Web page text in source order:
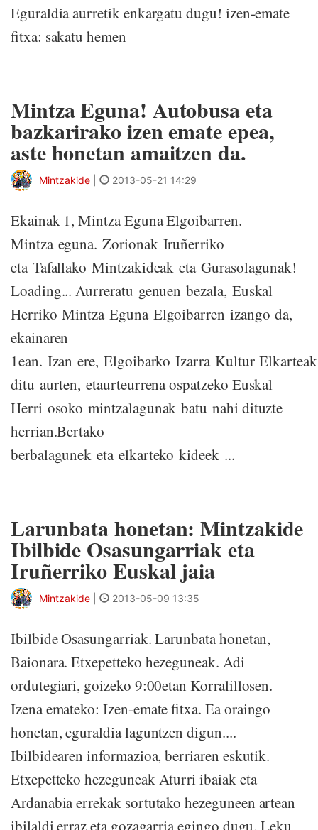
Eguraldia aurretik enkargatu dugu! izen-emate
fitxa: sakatu hemen
Mintza Eguna! Autobusa eta
bazkarirako izen emate epea,
aste honetan amaitzen da.
Mintzakide 2013-05-21 14:29
Ekainak 1, Mintza Eguna Elgoibarren.
Mintza eguna. Zorionak Iruñerriko
eta Tafallako Mintzakideak eta Gurasolagunak!
Loading... Aurreratu genuen bezala, Euskal
Herriko Mintza Eguna Elgoibarren izango da,
ekainaren
1ean. Izan ere, Elgoibarko Izarra Kultur
ditu aurten, etaurteurrena ospatzeko Euskal
Herri osoko mintzalagunak batu nahi dituzte
herrian.Bertako
berbalagunek eta elkarteko kideek ...
Larunbata honetan: Mintzakide
Ibilbide Osasungarriak eta
Iruñerriko Euskal jaia
Mintzakide 2013-05-09 13:35
Ibilbide Osasungarriak. Larunbata honetan,
Baionara. Etxepetteko hezeguneak. Adi
ordutegiari, goizeko 9:00etan Korralillosen.
Izena emateko: Izen-emate fitxa. Ea oraingo
honetan, eguraldia laguntzen digun....
Ibilbidearen informazioa, berriaren eskutik.
Etxepetteko hezeguneak Aturri ibaiak eta
Ardanabia errekak sortutako hezeguneen artean
ibilaldi erraz eta gozagarria egingo dugu. Leku